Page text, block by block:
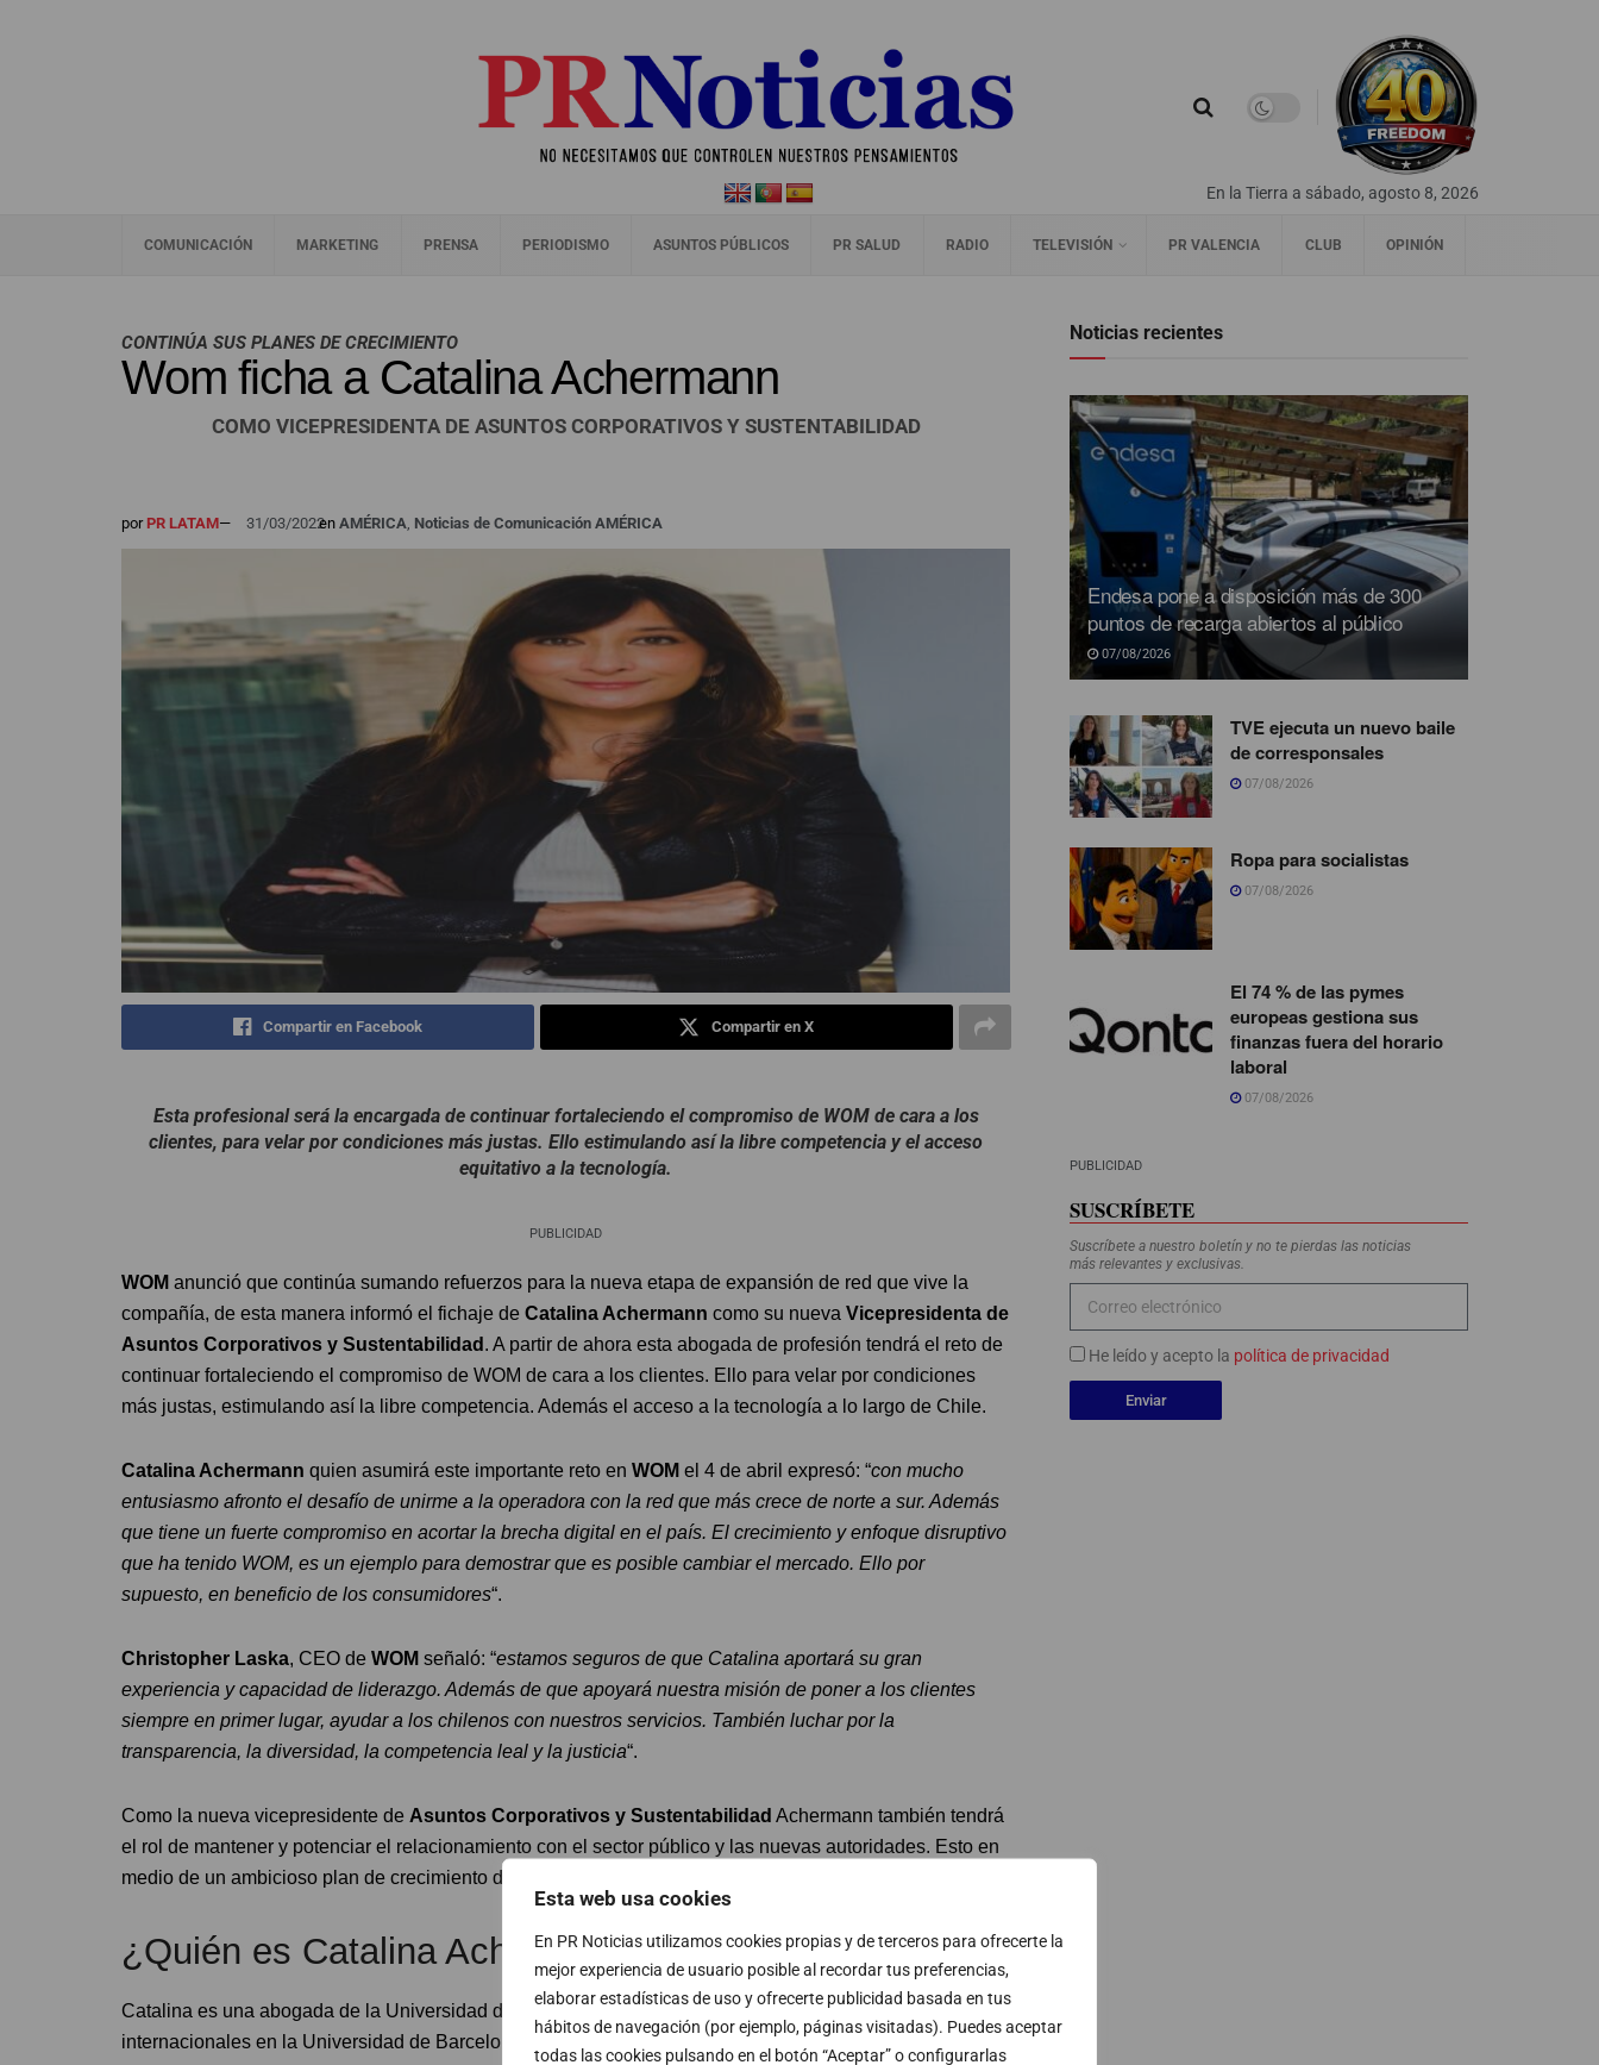
Esta web usa cookies
En PR Noticias utilizamos cookies propias y de terceros para ofrecerte la
mejor experiencia de usuario posible al recordar tus preferencias,
elaborar estadísticas de uso y ofrecerte publicidad basada en tus
hábitos de navegación (por ejemplo, páginas visitadas). Puedes aceptar
todas las cookies pulsando en el botón “Aceptar” o configurarlas
En la Tierra a sábado, agosto 8, 2026
COMUNICACIÓN MARKETING PRENSA PERIODISMO ASUNTOS PÚBLICOS PR SALUD RADIO TELEVISIÓN PR VALENCIA CLUB OPINIÓN
CONTINÚA SUS PLANES DE CRECIMIENTO
Wom ficha a Catalina Achermann
COMO VICEPRESIDENTA DE ASUNTOS CORPORATIVOS Y SUSTENTABILIDAD
porPR LATAM— 31/03/2022en AMÉRICA Noticias de Comunicación AMÉRICA
Compartir en Facebook Compartir en X
Esta profesional será la encargada de continuar fortaleciendo el compromiso de WOM de cara a los
clientes, para velar por condiciones más justas. Ello estimulando así la libre competencia y el acceso
equitativo a la tecnología.
PUBLICIDAD
WOM anunció que continúa sumando refuerzos para la nueva etapa de expansión de red que vive la
compañía, de esta manera informó el fichaje de Catalina Achermann como su nueva Vicepresidenta de
Asuntos Corporativos y Sustentabilidad . A partir de ahora esta abogada de profesión tendrá el reto de
continuar fortaleciendo el compromiso de WOM de cara a los clientes. Ello para velar por condiciones
más justas, estimulando así la libre competencia. Además el acceso a la tecnología a lo largo de Chile.
Catalina Achermann quien asumirá este importante reto en WOM el 4 de abril expresó: “con mucho
entusiasmo afronto el desafío de unirme a la operadora con la red que más crece de norte a sur. Además
que tiene un fuerte compromiso en acortar la brecha digital en el país. El crecimiento y enfoque disruptivo
que ha tenido WOM, es un ejemplo para demostrar que es posible cambiar el mercado. Ello por
supuesto, en beneficio de los consumidores“.
Christopher Laska, CEO de WOM señaló: “estamos seguros de que Catalina aportará su gran
experiencia y capacidad de liderazgo. Además de que apoyará nuestra misión de poner a los clientes
siempre en primer lugar, ayudar a los chilenos con nuestros servicios. También luchar por la
transparencia, la diversidad, la competencia leal y la justicia“.
Como la nueva vicepresidente de Asuntos Corporativos y Sustentabilidad Achermann también tendrá
el rol de mantener y potenciar el relacionamiento con el sector público y las nuevas autoridades. Esto en
medio de un ambicioso plan de crecimiento de red, para mejorar aún más la experiencia de los clientes.
¿Quién es Catalina Achermann?
Catalina es una abogada de la Universidad de Chile. Además con un postgrado en estudios
internacionales en la Universidad de Barcelona, España.
Noticias recientes
Endesa pone a disposición más de 300
puntos de recarga abiertos al público
07/08/2026
TVE ejecuta un nuevo baile
de corresponsales
07/08/2026
Ropa para socialistas
07/08/2026
El 74 % de las pymes
europeas gestiona sus
finanzas fuera del horario
laboral
07/08/2026
PUBLICIDAD
SUSCRÍBETE
Suscríbete a nuestro boletín y no te pierdas las noticias
más relevantes y exclusivas.
He leído y acepto la política de privacidad
Enviar